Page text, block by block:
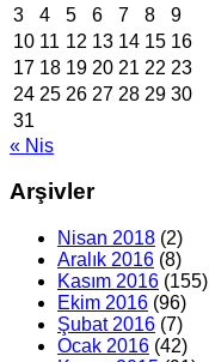
3
4 5 6 7 8
9
10 11 12 13 14 15 16
17 18 19 20 21 22 23
24 25 26 27 28 29 30
31
« Nis
Arşivler
Nisan 2018 (2)
Aralık 2016 (8)
Kasım 2016 (155)
Ekim 2016 (96)
Şubat 2016 (7)
Ocak 2016 (42)